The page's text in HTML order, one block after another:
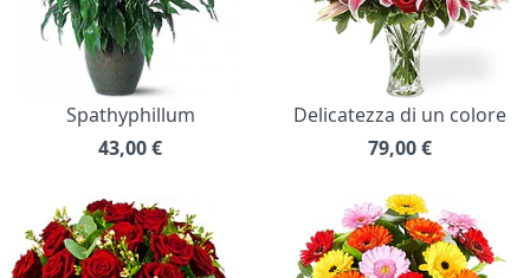
Spathyphillum
43,00€
Delicatezza di un colore
79,00€